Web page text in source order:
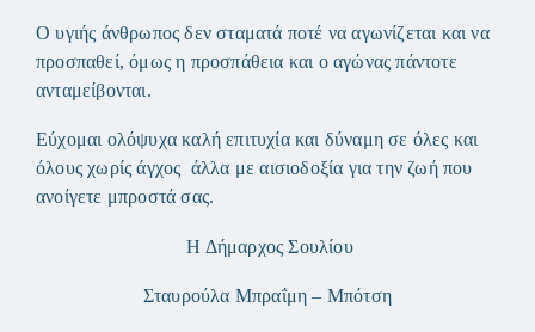
Ο υγιής άνθρωπος δεν σταματά ποτέ να αγωνίζεται και να
προσπαθεί, όμως η προσπάθεια και ο αγώνας πάντοτε
ανταμείβονται.
Εύχομαι ολόψυχα καλή επιτυχία και δύναμη σε όλες και
όλους χωρίς άγχος άλλα με αισιοδοξία για την ζωή που
ανοίγετε μπροστά σας.
Η Δήμαρχος Σουλίου
Σταυρούλα Μπραΐμη – Μπότση